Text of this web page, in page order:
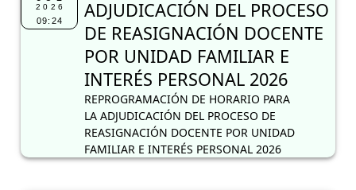
2026
09:24
ADJUDICACIÓN DEL PROCESO
DE REASIGNACIÓN DOCENTE
POR UNIDAD FAMILIAR E
INTERÉS PERSONAL 2026
REPROGRAMACIÓN DE HORARIO PARA
LA ADJUDICACIÓN DEL PROCESO DE
REASIGNACIÓN DOCENTE POR UNIDAD
FAMILIAR E INTERÉS PERSONAL 2026